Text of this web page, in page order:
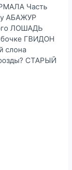
Часть
АБАЖУР
ЛОШАДЬ
бочке ГВИДОН
слона
СТАРЫЙ